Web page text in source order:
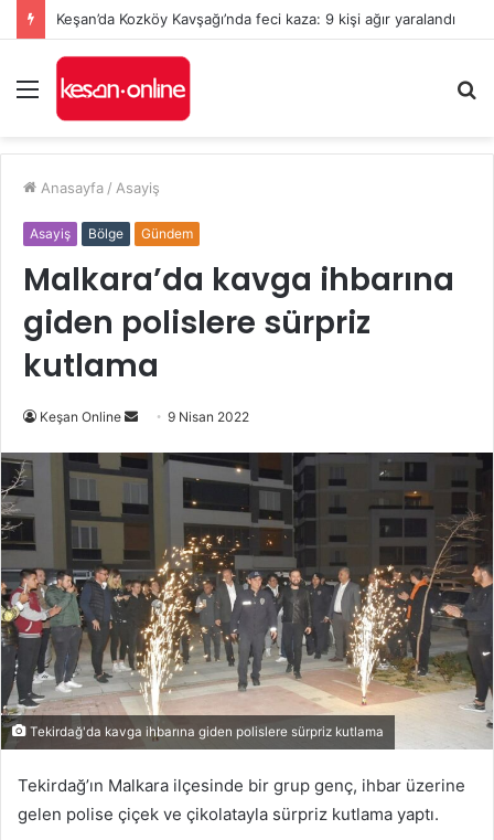
Keşan’da Kozköy Kavşağı’nda feci kaza: 9 kişi ağır yaralandı
Menü
...
Anasayfa / Asayiş
Asayiş Bölge Gündem
Malkara’da kavga ihbarına
giden polislere sürpriz
kutlama
Keşan Online
Bir
posta
9 Nisan 2022
Tekirdağ'da kavga ihbarına giden polislere sürpriz kutlama
Tekirdağ’ın Malkara ilçesinde bir grup genç, ihbar üzerine
gelen polise çiçek ve çikolatayla sürpriz kutlama yaptı.